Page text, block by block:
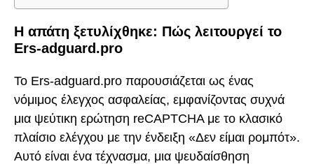
Η απάτη ξετυλίχθηκε: Πώς λειτουργεί το
Ers-adguard.pro
Το Ers-adguard.pro παρουσιάζεται ως ένας
νόμιμος έλεγχος ασφαλείας, εμφανίζοντας συχνά
μια ψεύτικη ερώτηση reCAPTCHA με το κλασικό
πλαίσιο ελέγχου με την ένδειξη «Δεν είμαι ρομπότ».
Αυτό είναι ένα τέχνασμα, μια ψευδαίσθηση